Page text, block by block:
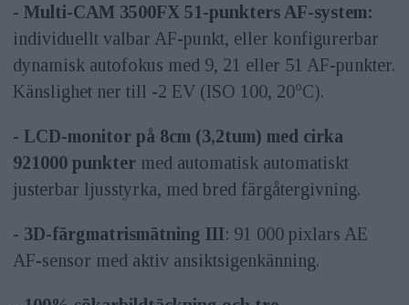
- Multi-CAM 3500FX 51-punkters AF-system:
individuellt valbar AF-punkt, eller konfigurerbar
dynamisk autofokus med 9, 21 eller 51 AF-punkter.
Känslighet ner till -2 EV (ISO 100, 20°C).
- LCD-monitor på 8cm (3,2tum) med cirka
921000 punktermed automatisk automatiskt
justerbar ljusstyrka, med bred färgåtergivning.
- 3D-färgmatrismätning III: 91 000 pixlars AE
AF-sensor med aktiv ansiktsigenkänning.